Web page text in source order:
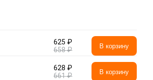
625 ₽
658 ₽
В корзину
628 ₽
661 ₽
В корзину